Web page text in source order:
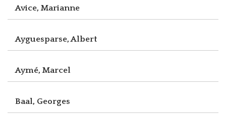
Avice, Marianne
Ayguesparse, Albert
Aymé, Marcel
Baal, Georges